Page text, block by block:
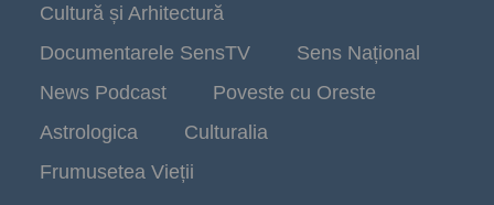
Cultură și Arhitectură
Documentarele SensTV
Sens Național
News Podcast
Poveste cu Oreste
Astrologica
Culturalia
Frumusetea Vieții